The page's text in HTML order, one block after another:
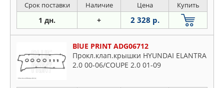
Срок поставки Наличие Цена Купить
1 дн. + 2 328 р.
BlUE PRINT ADG06712
Прокл.клап.крышки HYUNDAI ELANTRA
2.0 00-06/COUPE 2.0 01-09